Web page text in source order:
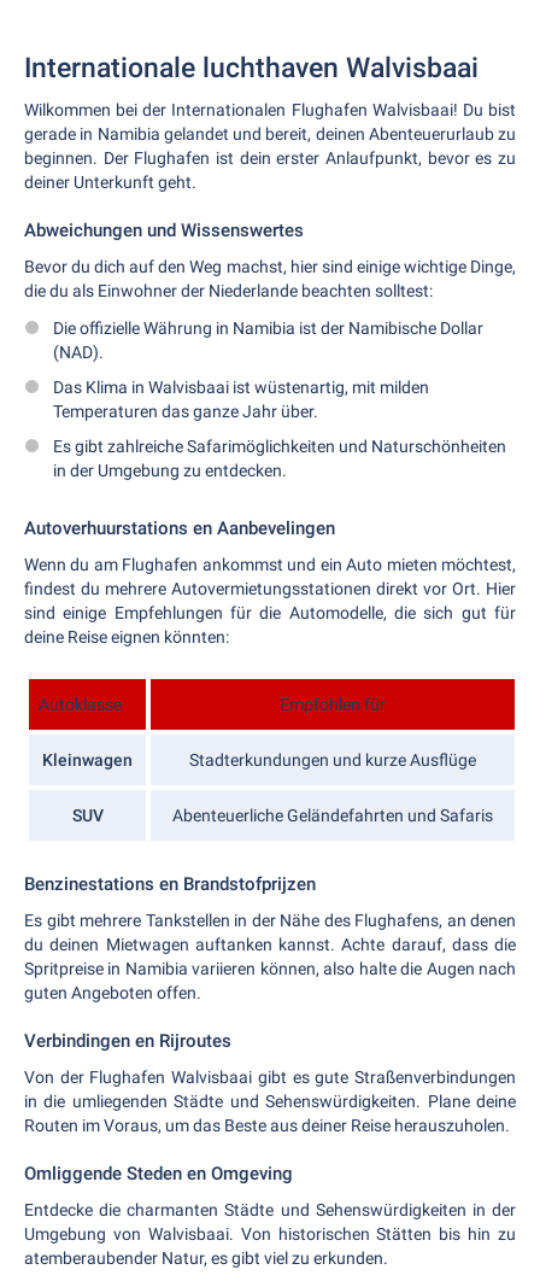
Internationale luchthaven Walvisbaai
Wilkommen bei der Internationalen Flughafen Walvisbaai! Du bist
gerade in Namibia gelandet und bereit, deinen Abenteuerurlaub zu
beginnen. Der Flughafen ist dein erster Anlaufpunkt, bevor es zu
deiner Unterkunft geht.
Abweichungen und Wissenswertes
Bevor du dich auf den Weg machst, hier sind einige wichtige Dinge,
die du als Einwohner der Niederlande beachten solltest:
Die offizielle Währung in Namibia ist der Namibische Dollar
(NAD).
Das Klima in Walvisbaai ist wüstenartig, mit milden
Temperaturen das ganze Jahr über.
Es gibt zahlreiche Safarimöglichkeiten und Naturschönheiten
in der Umgebung zu entdecken.
Autoverhuurstations en Aanbevelingen
Wenn du am Flughafen ankommst und ein Auto mieten möchtest,
findest du mehrere Autovermietungsstationen direkt vor Ort. Hier
sind einige Empfehlungen für die Automodelle, die sich gut für
deine Reise eignen könnten:
Autoklasse Empfohlen für
Kleinwagen Stadterkundungen und kurze Ausflüge
SUV Abenteuerliche Geländefahrten und Safaris
Benzinestations en Brandstofprijzen
Es gibt mehrere Tankstellen in der Nähe des Flughafens, an denen
du deinen Mietwagen auftanken kannst. Achte darauf, dass die
Spritpreise in Namibia variieren können, also halte die Augen nach
guten Angeboten offen.
Verbindingen en Rijroutes
Von der Flughafen Walvisbaai gibt es gute Straßenverbindungen
in die umliegenden Städte und Sehenswürdigkeiten. Plane deine
Routen im Voraus, um das Beste aus deiner Reise herauszuholen.
Omliggende Steden en Omgeving
Entdecke die charmanten Städte und Sehenswürdigkeiten in der
Umgebung von Walvisbaai. Von historischen Stätten bis hin zu
atemberaubender Natur, es gibt viel zu erkunden.